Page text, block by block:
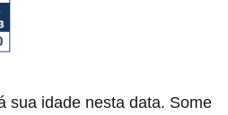
sua idade nesta data. Some